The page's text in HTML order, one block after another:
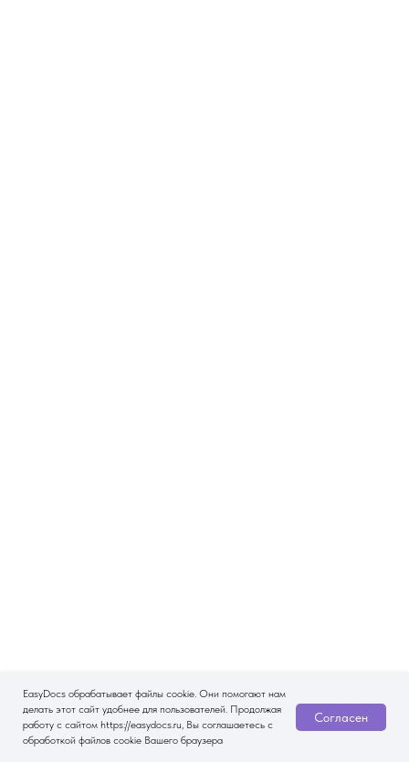
EasyDocs обрабатывает файлы cookie. Они помогают нам
делать этот сайт удобнее для пользователей. Продолжая
работу с сайтом https://easydocs.ru, Вы соглашаетесь с
обработкой файлов cookie Вашего браузера
Согласен